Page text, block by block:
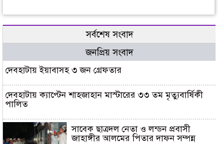
সর্বশেষ সংবাদ
জনপ্রিয় সংবাদ
দেবহাটায় ইয়াবাসহ ৩ জন গ্রেফতার
দেবহাটায় ক্যাপ্টেন শাহজাহান মাস্টারের ৩৩ তম মৃত্যুবার্ষিকী
পালিত
সাবেক ছাত্রদল নেতা ও লন্ডন প্রবাসী
জাহাঙ্গীর আলমের পিতার দাফন সম্পন্ন